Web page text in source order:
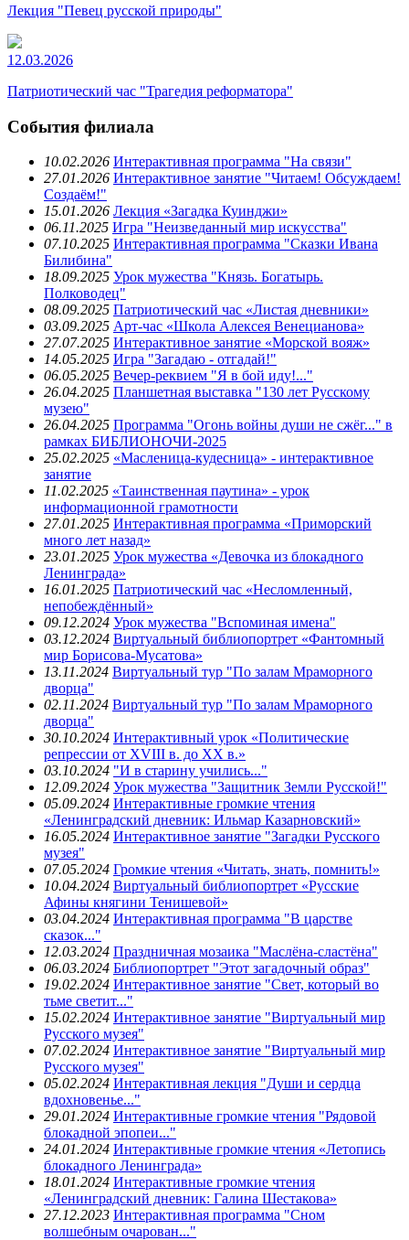
Лекция "Певец русской природы"
12.03.2026
Патриотический час "Трагедия реформатора"
События филиала
10.02.2026 Интерактивная программа "На связи"
27.01.2026 Интерактивное занятие "Читаем! Обсуждаем!
Создаём!"
15.01.2026 Лекция «Загадка Куинджи»
06.11.2025 Игра "Неизведанный мир искусства"
07.10.2025 Интерактивная программа "Сказки Ивана
Билибина"
18.09.2025 Урок мужества "Князь. Богатырь.
Полководец"
08.09.2025 Патриотический час «Листая дневники»
03.09.2025 Арт-час «Школа Алексея Венецианова»
27.07.2025 Интерактивное занятие «Морской вояж»
14.05.2025 Игра "Загадаю - отгадай!"
06.05.2025 Вечер-реквием "Я в бой иду!..."
26.04.2025 Планшетная выставка "130 лет Русскому
музею"
26.04.2025 Программа "Огонь войны души не сжёг..." в
рамках БИБЛИОНОЧИ-2025
25.02.2025 «Масленица-кудесница» - интерактивное
занятие
11.02.2025 «Таинственная паутина» - урок
информационной грамотности
27.01.2025 Интерактивная программа «Приморский
много лет назад»
23.01.2025 Урок мужества «Девочка из блокадного
Ленинграда»
16.01.2025 Патриотический час «Несломленный,
непобеждённый»
09.12.2024 Урок мужества "Вспоминая имена"
03.12.2024 Виртуальный библиопортрет «Фантомный
мир Борисова-Мусатова»
13.11.2024 Виртуальный тур "По залам Мраморного
дворца"
02.11.2024 Виртуальный тур "По залам Мраморного
дворца"
30.10.2024 Интерактивный урок «Политические
репрессии от XVIII в. до ХХ в.»
03.10.2024 "И в старину учились..."
12.09.2024 Урок мужества "Защитник Земли Русской!"
05.09.2024 Интерактивные громкие чтения
«Ленинградский дневник: Ильмар Казарновский»
16.05.2024 Интерактивное занятие "Загадки Русского
музея"
07.05.2024 Громкие чтения «Читать, знать, помнить!»
10.04.2024 Виртуальный библиопортрет «Русские
Афины княгини Тенишевой»
03.04.2024 Интерактивная программа "В царстве
сказок..."
12.03.2024 Праздничная мозаика "Маслёна-сластёна"
06.03.2024 Библиопортрет "Этот загадочный образ"
19.02.2024 Интерактивное занятие "Свет, который во
тьме светит..."
15.02.2024 Интерактивное занятие "Виртуальный мир
Русского музея"
07.02.2024 Интерактивное занятие "Виртуальный мир
Русского музея"
05.02.2024 Интерактивная лекция "Души и сердца
вдохновенье..."
29.01.2024 Интерактивные громкие чтения "Рядовой
блокадной эпопеи..."
24.01.2024 Интерактивные громкие чтения «Летопись
блокадного Ленинграда»
18.01.2024 Интерактивные громкие чтения
«Ленинградский дневник: Галина Шестакова»
27.12.2023 Интерактивная программа "Сном
волшебным очарован..."